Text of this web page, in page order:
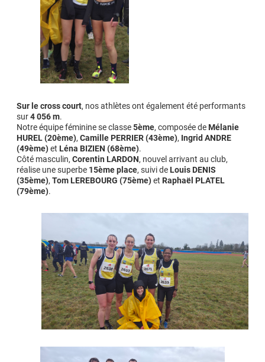
Sur le cross court, nos athlètes ont également été performants
sur4 056 m.
Notre équipe féminine se classe5ème, composée de Mélanie
HUREL (20ème), Camille PERRIER (43ème), Ingrid ANDRE
(49ème)et Léna BIZIEN (68ème).
Côté masculin, Corentin LARDON, nouvel arrivant au club,
réalise une superbe 15ème place, suivi de Louis DENIS
(35ème), Tom LEREBOURG (75ème)et Raphaël PLATEL
(79ème).